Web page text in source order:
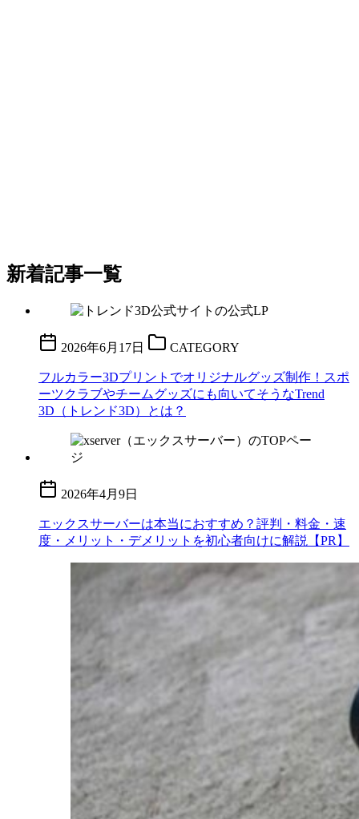
新着記事一覧
2026年6月17日 CATEGORY
フルカラー3Dプリントでオリジナルグッズ制作！スポ
ーツクラブやチームグッズにも向いてそうなTrend
3D（トレンド3D）とは？
2026年4月9日
エックスサーバーは本当におすすめ？評判・料金・速
度・メリット・デメリットを初心者向けに解説【PR】